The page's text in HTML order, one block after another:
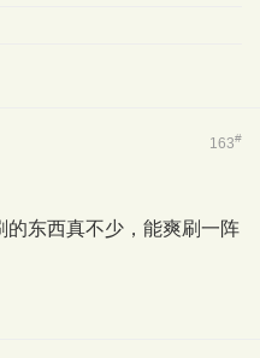
163#
的东西真不少，能爽刷一阵